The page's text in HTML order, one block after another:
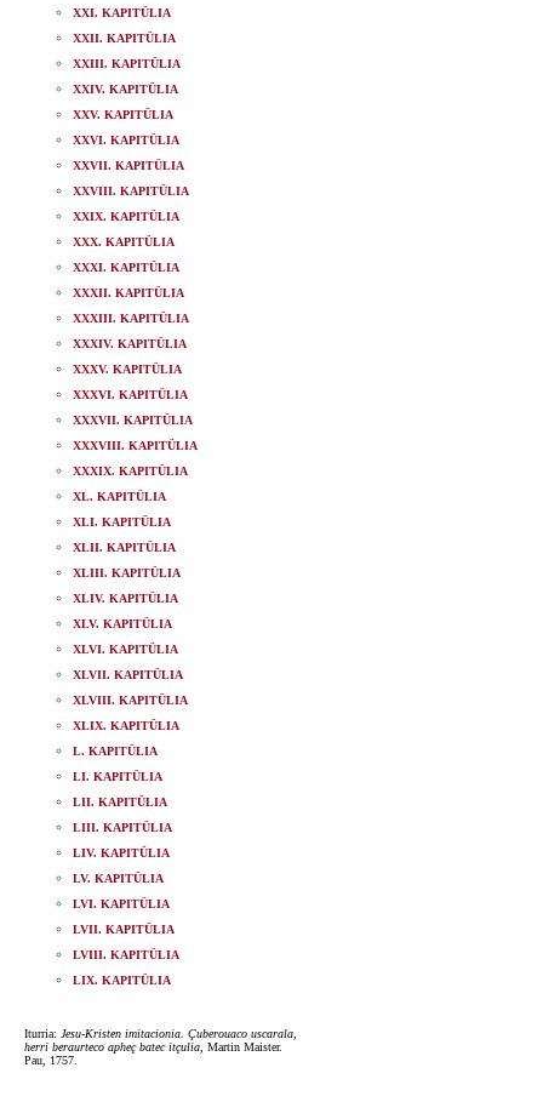
XXI. KAPITÜLIA
XXII. KAPITÜLIA
XXIII. KAPITÜLIA
XXIV. KAPITÜLIA
XXV. KAPITÜLIA
XXVI. KAPITÜLIA
XXVII. KAPITÜLIA
XXVIII. KAPITÜLIA
XXIX. KAPITÜLIA
XXX. KAPITÜLIA
XXXI. KAPITÜLIA
XXXII. KAPITÜLIA
XXXIII. KAPITÜLIA
XXXIV. KAPITÜLIA
XXXV. KAPITÜLIA
XXXVI. KAPITÜLIA
XXXVII. KAPITÜLIA
XXXVIII. KAPITÜLIA
XXXIX. KAPITÜLIA
XL. KAPITÜLIA
XLI. KAPITÜLIA
XLII. KAPITÜLIA
XLIII. KAPITÜLIA
XLIV. KAPITÜLIA
XLV. KAPITÜLIA
XLVI. KAPITÜLIA
XLVII. KAPITÜLIA
XLVIII. KAPITÜLIA
XLIX. KAPITÜLIA
L. KAPITÜLIA
LI. KAPITÜLIA
LII. KAPITÜLIA
LIII. KAPITÜLIA
LIV. KAPITÜLIA
LV. KAPITÜLIA
LVI. KAPITÜLIA
LVII. KAPITÜLIA
LVIII. KAPITÜLIA
LIX. KAPITÜLIA
Iturria: Jesu-Kristen imitacionia. Çuberouaco uscarala,
herri beraurteco apheç batec itçulia , Martin Maister.
Pau, 1757.